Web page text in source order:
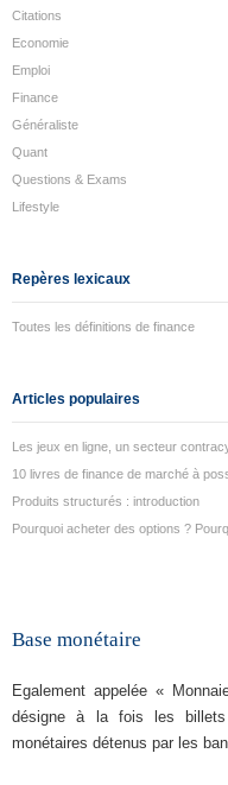
Citations
Economie
Emploi
Finance
Généraliste
Quant
Questions & Exams
Lifestyle
Repères lexicaux
Toutes les définitions de finance
Articles populaires
Les jeux en ligne, un secteur
10 livres de finance de marché à
Produits structurés : introduction
Pourquoi acheter des options ?
Base monétaire
Egalement appelée «
désigne à la fois les
monétaires détenus par les